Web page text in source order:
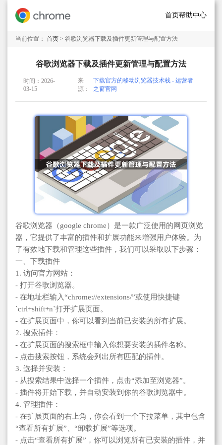
首页帮助中心
当前位置： 首页 > 谷歌浏览器下载及插件更新管理与配置方法
谷歌浏览器下载及插件更新管理与配置方法
时间：2026-
03-15
来
源：
下载官方的移动浏览器技术栈 - 运营者
之窗官网
谷歌浏览器（google chrome）是一款广泛使用的网页浏览
器，它提供了丰富的插件和扩展功能来增强用户体验。为
了有效地下载和管理这些插件，我们可以采取以下步骤：
一、下载插件
1. 访问官方网站：
- 打开谷歌浏览器。
- 在地址栏输入“chrome://extensions/”或使用快捷键
`ctrl+shift+n`打开扩展页面。
- 在扩展页面中，你可以看到当前已安装的所有扩展。
2. 搜索插件：
- 在扩展页面的搜索框中输入你想要安装的插件名称。
- 点击搜索按钮，系统会列出所有匹配的插件。
3. 选择并安装：
- 从搜索结果中选择一个插件，点击“添加至浏览器”。
- 插件将开始下载，并自动安装到你的谷歌浏览器中。
4. 管理插件：
- 在扩展页面的右上角，你会看到一个下拉菜单，其中包含
“查看所有扩展”、“卸载扩展”等选项。
- 点击“查看所有扩展”，你可以浏览所有已安装的插件，并